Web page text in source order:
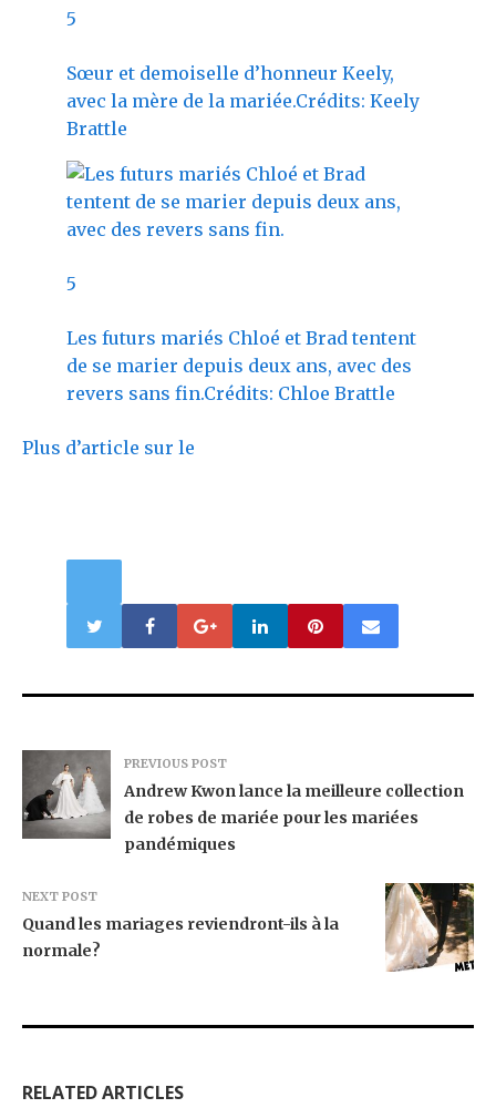
5
Sœur et demoiselle d’honneur Keely,
avec la mère de la mariée.Crédits: Keely
Brattle
5
Les futurs mariés Chloé et Brad tentent
de se marier depuis deux ans, avec des
revers sans fin.Crédits: Chloe Brattle
Plus d’article sur le
PREVIOUS POST
Andrew Kwon lance la meilleure collection
de robes de mariée pour les mariées
pandémiques
NEXT POST
Quand les mariages reviendront-ils à la
normale?
RELATED ARTICLES